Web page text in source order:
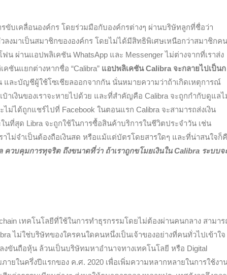
ขับเคลื่อนองค์กร โดยร่วมมือกับองค์กรต่างๆ ผ่านบริษัทลูกที่ชื่อว่า
ลงมาเป็นสมาชิกขององค์กร โดยไม่ได้มีสิทธิพิเศษเหนือกว่าสมาชิกคน
น ผ่านแอปพลิเคชัน WhatsApp และ Messenger ไม่ต่างจากที่เราส่ง
ชันแยกต่างหากชื่อ “Calibra” แอปพลิเคชัน Calibra จะกลายไปเป็นก
และบัญชีผู้ใช้โซเชียลออกจากกัน นั่นหมายความว่าถ้าเกิดเหตุการณ์
เงินของเราจะหายไปด้วย และที่สำคัญคือ Calibra จะถูกกำกับดูแลไ
ม่ได้ถูกแชร์ไปที่ Facebook ในตอนแรก Calibra จะสามารถส่งเงิน
ที่สุด Libra จะถูกใช้ในการซื้อสินค้าบริการในชีวิตประจำวัน เช่น
ไม่จำเป็นต้องถือเงินสด หรือแม้แต่บัตรโดยสารใดๆ และที่น่าสนใจก็
วบคุมการทุจริต ถึงขนาดที่ว่า ถ้าเราถูกขโมยเงินใน Calibra ระบบจ
เทคโนโลยีที่ใช้ในการทำธุรกรรมโดยไม่ต้องผ่านคนกลาง สามาร
ไม่ใช่บริษัทของใครคนใดคนหนึ่งเป็นเจ้าของอย่างที่คนทั่วไปเข้าใจ
งขันถือหุ้น ล้วนเป็นบริษัทมหาอำนาจทางเทคโนโลยี หรือ Digital
ายในครึ่งปีแรกของ ค.ศ. 2020 เพื่อเพิ่มความหลากหลายในการใช้งา